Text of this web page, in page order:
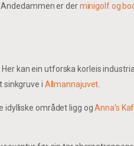
Andedammen er derminigolf og
kan ein utforska korleis
sinkgruve i Allmannajuvet
idylliske området ligg ogAnna’s